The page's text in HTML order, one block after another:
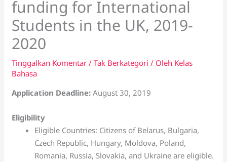
funding for International
Students in the UK, 2019-
2020
Tinggalkan Komentar /Tak Berkategori / Oleh Kelas
Bahasa
Application Deadline:August 30, 2019
Eligibility
Eligible Countries: Citizens of Belarus, Bulgaria,
Czech Republic, Hungary, Moldova, Poland,
Romania, Russia, Slovakia, and Ukraine are eligible.